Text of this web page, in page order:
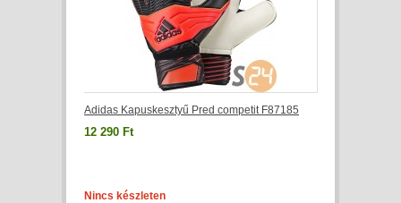
Adidas Kapuskesztyű Pred competit F87185
12 290 Ft
Nincs készleten